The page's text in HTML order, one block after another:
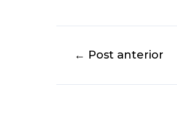
← Post anterior